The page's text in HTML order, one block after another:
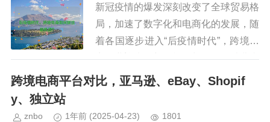
新冠疫情的爆发深刻改变了全球贸易格
局，加速了数字化和电商化的发展，随
着各国逐步进入“后疫情时代”，跨境电
商行业迎来了新的机遇与挑战，消费者
习惯的改变、供应链的重构、数字技术
跨境电商平台对比，亚马逊、eBay、Shopif
y、独立站
znbo 1年前 (2025-04-23) 1801